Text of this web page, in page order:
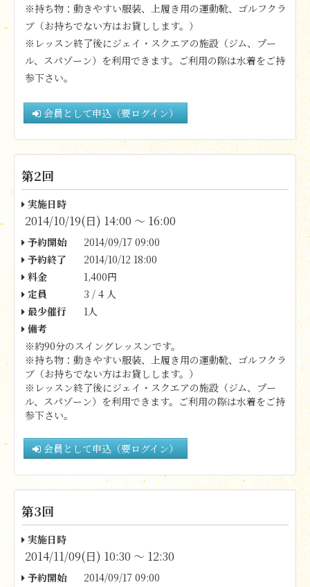
※持ち物：動きやすい服装、 上履き用の運動靴、ゴルフクラ
ブ（お持ちでない方はお貸しします。）
※レッスン終了後にジェイ・スクエアの施設（ジム、プー
ル、スパゾーン）を利用できます。ご利用の際は水着をご持
参下さい。
会員として申込（要ログイン）
第2回
実施日時
2014/10/19(日) 14:00 〜 16:00
予約開始
2014/09/17 09:00
予約終了
2014/10/12 18:00
料金
1,400円
定員
3 / 4 人
最少催行
1人
備考
※約90分のスイングレッスンです。
※持ち物：動きやすい服装、 上履き用の運動靴、ゴルフクラ
ブ（お持ちでない方はお貸しします。）
※レッスン終了後にジェイ・スクエアの施設（ジム、プー
ル、スパゾーン）を利用できます。ご利用の際は水着をご持
参下さい。
会員として申込（要ログイン）
第3回
実施日時
2014/11/09(日) 10:30 〜 12:30
予約開始
2014/09/17 09:00